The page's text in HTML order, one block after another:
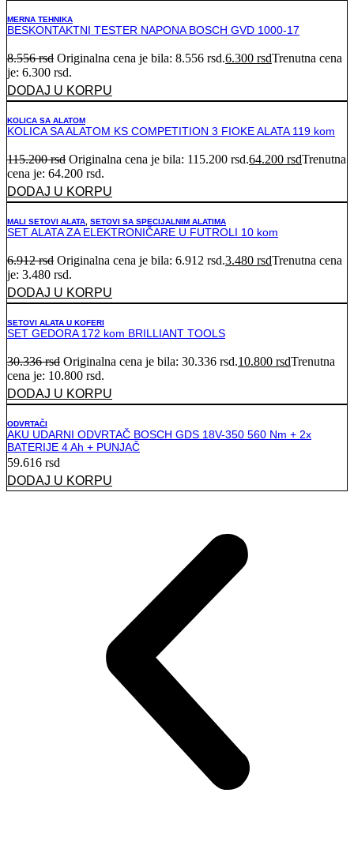
MERNA TEHNIKA
BESKONTAKTNI TESTER NAPONA BOSCH GVD 1000-17
8.556rsd Originalna cena je bila: 8.556 rsd.6.300 rsdTrenutna cena
je: 6.300 rsd.
DODAJ U KORPU
KOLICA SA ALATOM
KOLICA SA ALATOM KS COMPETITION 3 FIOKE ALATA 119 kom
115.200rsd Originalna cena je bila: 115.200 rsd.64.200 rsdTrenutna
cena je: 64.200 rsd.
DODAJ U KORPU
MALI SETOVI ALATA SETOVI SA SPECIJALNIM ALATIMA
SET ALATA ZA ELEKTRONIČARE U FUTROLI 10 kom
6.912rsd Originalna cena je bila: 6.912 rsd.3.480 rsdTrenutna cena
je: 3.480 rsd.
DODAJ U KORPU
SETOVI ALATA U KOFERI
SET GEDORA 172 kom BRILLIANT TOOLS
30.336rsd Originalna cena je bila: 30.336 rsd.10.800 rsdTrenutna
cena je: 10.800 rsd.
DODAJ U KORPU
ODVRTAČI
AKU UDARNI ODVRTAČ BOSCH GDS 18V-350 560 Nm + 2x
BATERIJE 4 Ah + PUNJAČ
59.616 rsd
DODAJ U KORPU